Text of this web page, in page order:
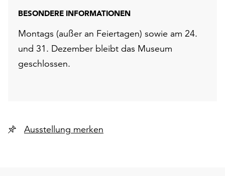
BESONDERE INFORMATIONEN
Montags (außer an Feiertagen) sowie am 24.
und 31. Dezember bleibt das Museum
geschlossen.
Ausstellung merken